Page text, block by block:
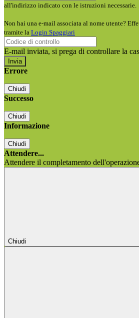
all'indirizzo indicato con le istruzioni necessarie.
Non hai una e-mail associata al nome utente?
tramite la Login Spaggiari
E-mail inviata, si prega di controllare la
Errore
Chiudi
Successo
Chiudi
Informazione
Chiudi
Attendere...
Attendere il completamento
Chiudi